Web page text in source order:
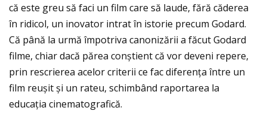
că este greu să faci un film care să laude, fără căderea
în ridicol, un inovator intrat în istorie precum Godard.
Că până la urmă împotriva canonizării a făcut Godard
filme, chiar dacă părea conștient că vor deveni repere,
prin rescrierea acelor criterii ce fac diferenţa între un
film reușit și un rateu, schimbând raportarea la
educaţia cinematografică.